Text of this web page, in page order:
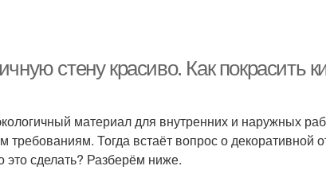
стену красиво. Как покрасить
материал для внутренних и наружных
требованиям. Тогда встаёт вопрос о декоративной
сделать? Разберём ниже.